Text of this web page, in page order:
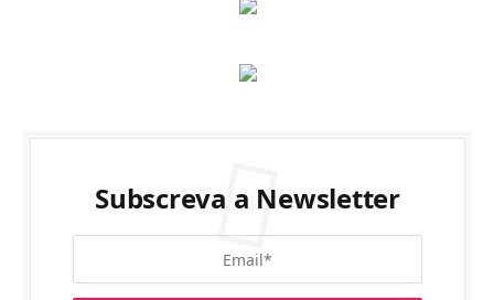
Subscreva a Newsletter